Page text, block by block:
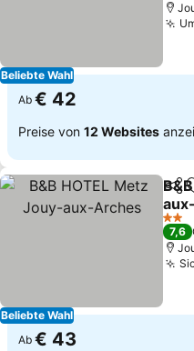
Beliebte Wahl
Ab € 42
Preise von 12 Websites
Beliebte Wahl
2
7,6
Ab € 43